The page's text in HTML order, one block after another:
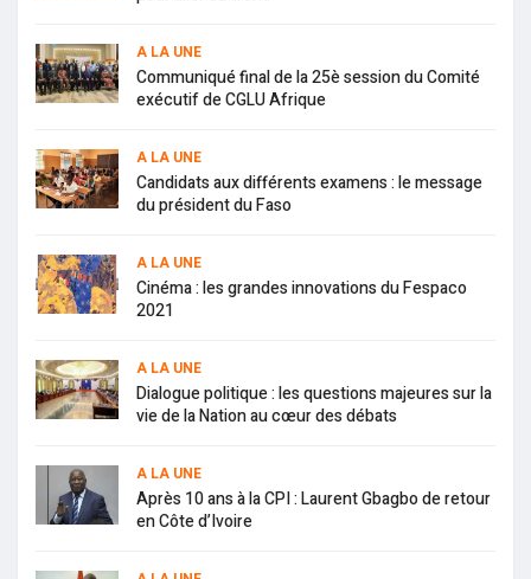
A LA UNE
Communiqué final de la 25è session du Comité
exécutif de CGLU Afrique
A LA UNE
Candidats aux différents examens : le message
du président du Faso
A LA UNE
Cinéma : les grandes innovations du Fespaco
2021
A LA UNE
Dialogue politique : les questions majeures sur la
vie de la Nation au cœur des débats
A LA UNE
Après 10 ans à la CPI : Laurent Gbagbo de retour
en Côte d’Ivoire